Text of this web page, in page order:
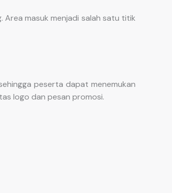
masuk menjadi salah satu titik
peserta dapat menemukan
logo dan pesan promosi.